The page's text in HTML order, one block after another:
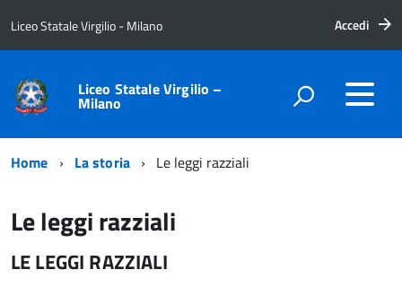
Liceo Statale Virgilio - Milano Accedi
Liceo Statale Virgilio –
Milano
Home La storia Le leggi razziali
Le leggi razziali
LE LEGGI RAZZIALI